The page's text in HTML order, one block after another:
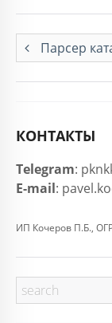
Парсер
КОНТАКТЫ
Telegram:
E-mail:
ИП Кочеров П.Б.,